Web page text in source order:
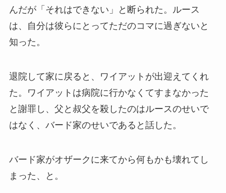
んだが「それはできない」と断られた。ルース
は、自分は彼らにとってただのコマに過ぎないと
知った。
退院して家に戻ると、ワイアットが出迎えてくれ
た。ワイアットは病院に行かなくてすまなかった
と謝罪し、父と叔父を殺したのはルースのせいで
はなく、バード家のせいであると話した。
バード家がオザークに来てから何もかも壊れてし
まった、と。